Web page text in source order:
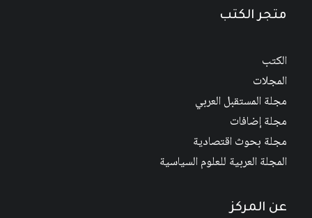
متجر الكتب
الكتب
المجلات
مجلة المستقبل العربي
مجلة إضافات
مجلة بحوث اقتصادية
المجلة العربية للعلوم السياسية
عن المركز